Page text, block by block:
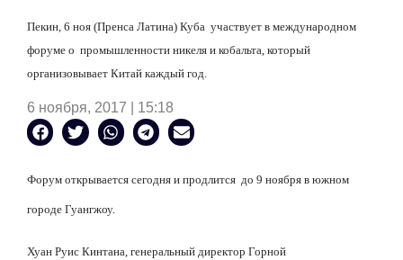
Пекин, 6 ноя (Пренса Латина) Куба участвует в международном
форуме о промышленности никеля и кобальта, который
организовывает Китай каждый год.
6 ноября, 2017 | 15:18
Форум открывается сегодня и продлится до 9 ноября в южном
городе Гуангжоу.
Хуан Руис Кинтана, генеральный директор Горной